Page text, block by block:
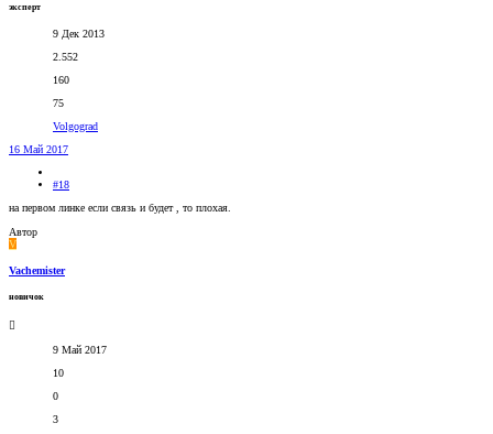
эксперт
9 Дек 2013
2.552
160
75
Volgograd
16 Май 2017
#18
на первом линке если связь и будет , то плохая.
Автор
V
Vachemister
новичок
9 Май 2017
10
0
3